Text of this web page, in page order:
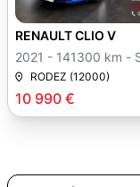
10 990 €
RENAULT CLIO V
2021 - 141300 km - Semi
autoRODEZ (12000)